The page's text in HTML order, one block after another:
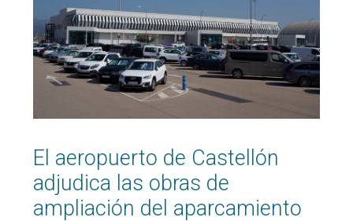
El aeropuerto de Castellón
adjudica las obras de
ampliación del aparcamiento